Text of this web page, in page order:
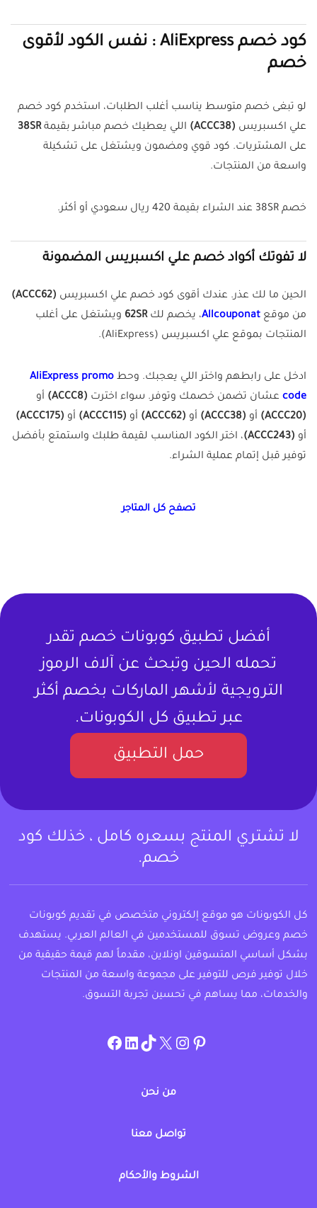
كود خصم AliExpress : نفس الكود لأقوى
خصم
لو تبغى خصم متوسط يناسب أغلب الطلبات، استخدم كود خصم
علي اكسبريس (ACCC38) اللي يعطيك خصم مباشر بقيمة38SR
على المشتريات. كود قوي ومضمون ويشتغل على تشكيلة
واسعة من المنتجات.
خصم 38SR عند الشراء بقيمة 420 ريال سعودي أو أكثر.
لا تفوتك أكواد خصم علي اكسبريس المضمونة
الحين ما لك عذر. عندك أقوى كود خصم علي اكسبريس (ACCC62)
من موقع Allcouponat، يخصم لك62SR ويشتغل على أغلب
المنتجات بموقع علي اكسبريس (AliExpress).
ادخل على رابطهم واختر اللي يعجبك. وحط AliExpress promo
code عشان تضمن خصمك وتوفر. سواء اخترت (ACCC8)
أو
(ACCC20)
أو (ACCC38) أو (ACCC62) أو (ACCC115) أو (ACCC175)
أو (ACCC243)
، اختر الكود المناسب لقيمة طلبك واستمتع بأفضل
توفير قبل إتمام عملية الشراء.
تصفح كل المتاجر
أفضل تطبيق كوبونات خصم تقدر
تحمله الحين وتبحث عن آلاف الرموز
الترويجية لأشهر الماركات بخصم أكثر
عبر تطبيق كل الكوبونات.
حمل التطبيق
لا تشتري المنتج بسعره كامل ، خذلك كود
خصم.
كل الكوبونات هو موقع إلكتروني متخصص في تقديم كوبونات
خصم وعروض تسوق للمستخدمين في العالم العربي. يستهدف
بشكل أساسي المتسوقين اونلاين، مقدماً لهم قيمة حقيقية من
خلال توفير فرص للتوفير على مجموعة واسعة من المنتجات
والخدمات، مما يساهم في تحسين تجربة التسوق.
pinterest
allcouponat
twitter
TikTok
linkedin
facebook
من نحن
تواصل معنا
الشروط والأحكام